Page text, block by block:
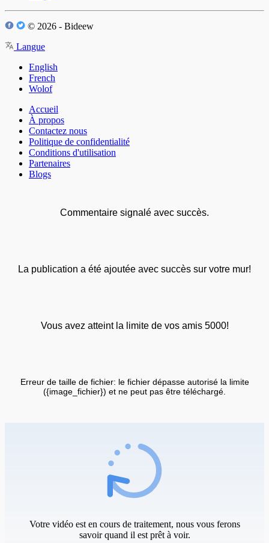
© 2026 - Bideew
Langue
English
French
Wolof
Accueil
À propos
Contactez nous
Politique de confidentialité
Conditions d'utilisation
Partenaires
Blogs
Commentaire signalé avec succès.
La publication a été ajoutée avec succès sur votre mur!
Vous avez atteint la limite de vos amis 5000!
Erreur de taille de fichier: le fichier dépasse autorisé la limite
({image_fichier}) et ne peut pas être téléchargé.
Votre vidéo est en cours de traitement, nous vous ferons
savoir quand il est prêt à voir.